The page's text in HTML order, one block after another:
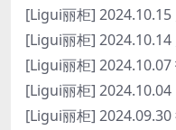
[Ligui丽柜]
[Ligui丽柜]
[Ligui丽柜]
[Ligui丽柜]
[Ligui丽柜]